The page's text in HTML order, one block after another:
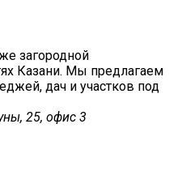
загородной
Казани. Мы предлагаем
дач и участков под
25, офис 3